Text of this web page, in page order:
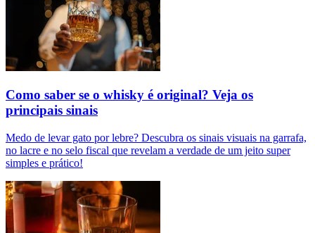
Como saber se o whisky é original? Veja os
principais sinais
Medo de levar gato por lebre? Descubra os sinais visuais na garrafa,
no lacre e no selo fiscal que revelam a verdade de um jeito super
simples e prático!